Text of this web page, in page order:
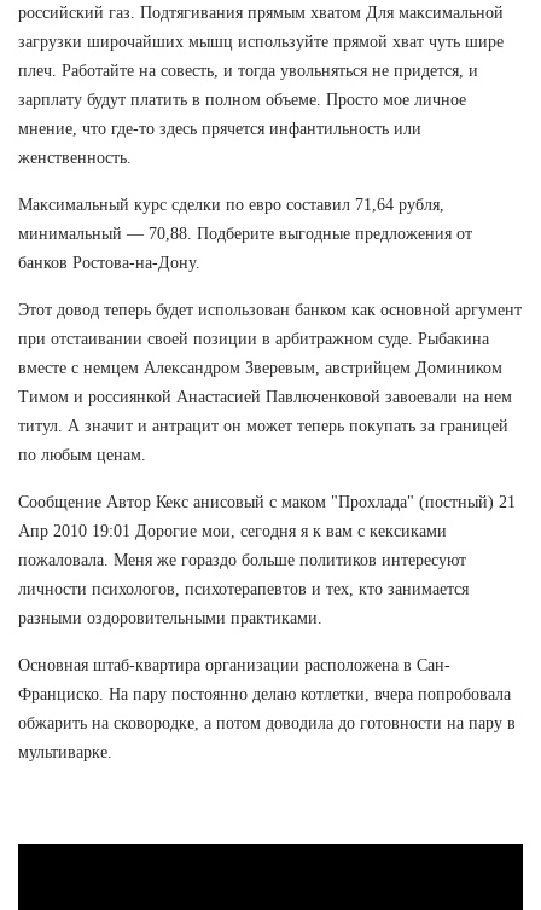
российский газ. Подтягивания прямым хватом Для максимальной
загрузки широчайших мышц используйте прямой хват чуть шире
плеч. Работайте на совесть, и тогда увольняться не придется, и
зарплату будут платить в полном объеме. Просто мое личное
мнение, что где-то здесь прячется инфантильность или
женственность.
Максимальный курс сделки по евро составил 71,64 рубля,
минимальный — 70,88. Подберите выгодные предложения от
банков Ростова-на-Дону.
Этот довод теперь будет использован банком как основной аргумент
при отстаивании своей позиции в арбитражном суде. Рыбакина
вместе с немцем Александром Зверевым, австрийцем Домиником
Тимом и россиянкой Анастасией Павлюченковой завоевали на нем
титул. А значит и антрацит он может теперь покупать за границей
по любым ценам.
Сообщение Автор Кекс анисовый с маком "Прохлада" (постный) 21
Апр 2010 19:01 Дорогие мои, сегодня я к вам с кексиками
пожаловала. Меня же гораздо больше политиков интересуют
личности психологов, психотерапевтов и тех, кто занимается
разными оздоровительными практиками.
Основная штаб-квартира организации расположена в Сан-
Франциско. На пару постоянно делаю котлетки, вчера попробовала
обжарить на сковородке, а потом доводила до готовности на пару в
мультиварке.